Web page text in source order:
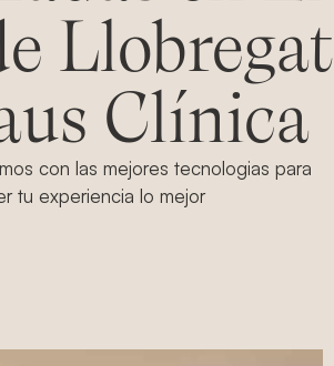
Llobregat
Clínica
con las mejores tecnologias para
tu experiencia lo mejor